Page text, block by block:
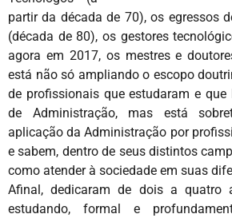
partir da década de 70), os egressos
(década de 80), os gestores
agora em 2017, os mestres e
está não só ampliando o escopo
de profissionais que estudaram e
de Administração, mas está
aplicação da Administração por
e sabem, dentro de seus distintos
como atender à sociedade em suas
Afinal, dedicaram de dois a quatro
estudando, formal e